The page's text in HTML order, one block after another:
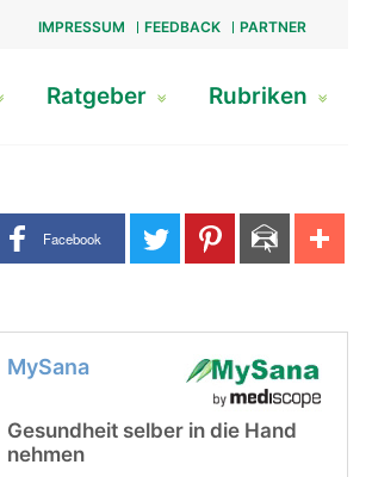
IMPRESSUM FEEDBACK PARTNER
Ratgeber Rubriken
Share buttons
Facebook
MySana
Gesundheit selber in die Hand
nehmen